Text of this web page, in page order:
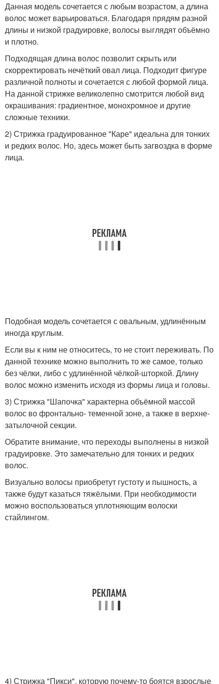
Данная модель сочетается с любым возрастом, а длина
волос может варьироваться. Благодаря прядям разной
длины и низкой градуировке, волосы выглядят объёмно
и плотно.
Подходящая длина волос позволит скрыть или
скорректировать нечёткий овал лица. Подходит фигуре
различной полноты и сочетается с любой формой лица.
На данной стрижке великолепно смотрится любой вид
окрашивания: градиентное, монохромное и другие
сложные техники.
2) Стрижка градуированное "Каре" идеальна для тонких
и редких волос. Но, здесь может быть загвоздка в форме
лица.
Подобная модель сочетается с овальным, удлинённым
иногда круглым.
Если вы к ним не относитесь, то не стоит переживать. По
данной технике можно выполнить то же самое, только
без чёлки, либо с удлинённой чёлкой-шторкой. Длину
волос можно изменить исходя из формы лица и головы.
3) Стрижка "Шапочка" характерна объёмной массой
волос во фронтально- теменной зоне, а также в верхне-
затылочной секции.
Обратите внимание, что переходы выполнены в низкой
градуировке. Это замечательно для тонких и редких
волос.
Визуально волосы приобретут густоту и пышность, а
также будут казаться тяжёлыми. При необходимости
можно воспользоваться уплотняющим волоски
стайлингом.
4) Стрижка "Пикси", которую почему-то боятся взрослые